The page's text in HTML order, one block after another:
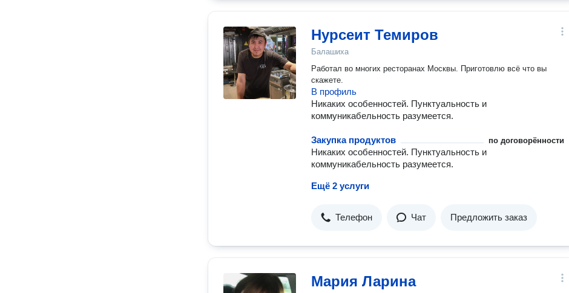
Нурсеит Темиров
Балашиха
Работал во многих ресторанах Москвы. Приготовлю всё что вы
скажете.
В профиль
Никаких особенностей. Пунктуальность и
коммуникабельность разумеется.
Закупка продуктов по договорённости
Никаких особенностей. Пунктуальность и
коммуникабельность разумеется.
Ещё 2 услуги
Телефон Чат Предложить заказ
Мария Ларина